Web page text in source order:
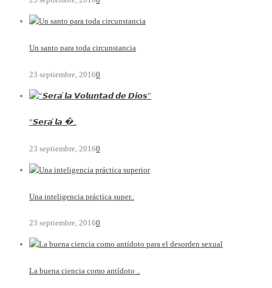
Un santo para toda circunstancia
23 septiembre, 20160
“𝙎𝙚𝙧𝙖́ 𝙡𝙖 �..
23 septiembre, 20160
Una inteligencia práctica super..
23 septiembre, 20160
La buena ciencia como antídoto ..